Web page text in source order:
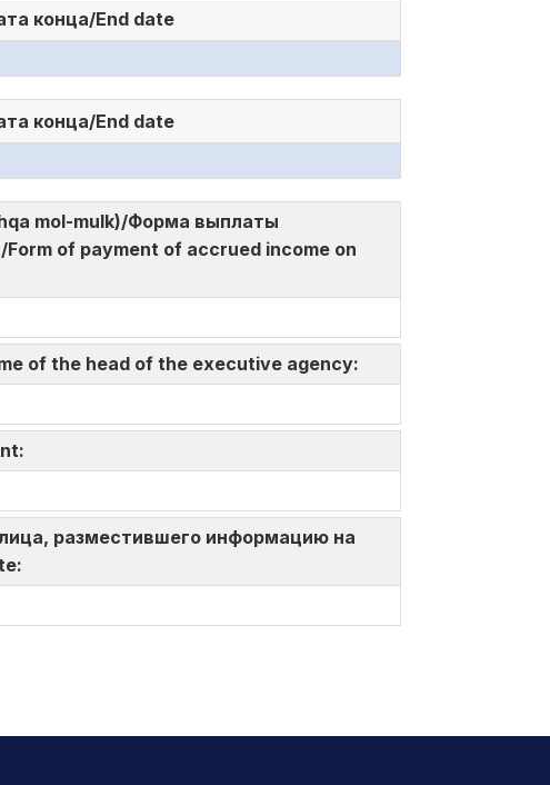
конца/End date
конца/End date
mol-mulk)/Форма выплаты
of payment of accrued income on
of the head of the executive agency:
разместившего информацию на